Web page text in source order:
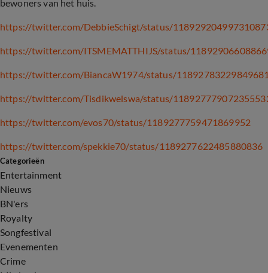
bewoners van het huis.
https://twitter.com/DebbieSchigt/status/
https://twitter.com/ITSMEMATTHIJS/status/
https://twitter.com/BiancaW1974/status/
https://twitter.com/Tisdikwelswa/status/
https://twitter.com/evos70/status/1189277759471869952
https://twitter.com/spekkie70/status/1189277622485880836
Categorieën
Entertainment
Nieuws
BN'ers
Royalty
Songfestival
Evenementen
Crime